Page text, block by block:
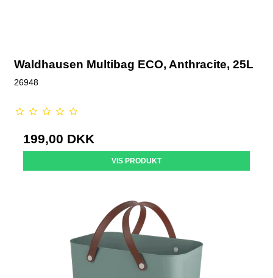
Waldhausen Multibag ECO, Anthracite, 25L
26948
199,00 DKK
VIS PRODUKT